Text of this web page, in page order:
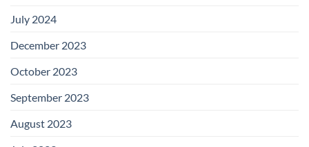
July 2024
December 2023
October 2023
September 2023
August 2023